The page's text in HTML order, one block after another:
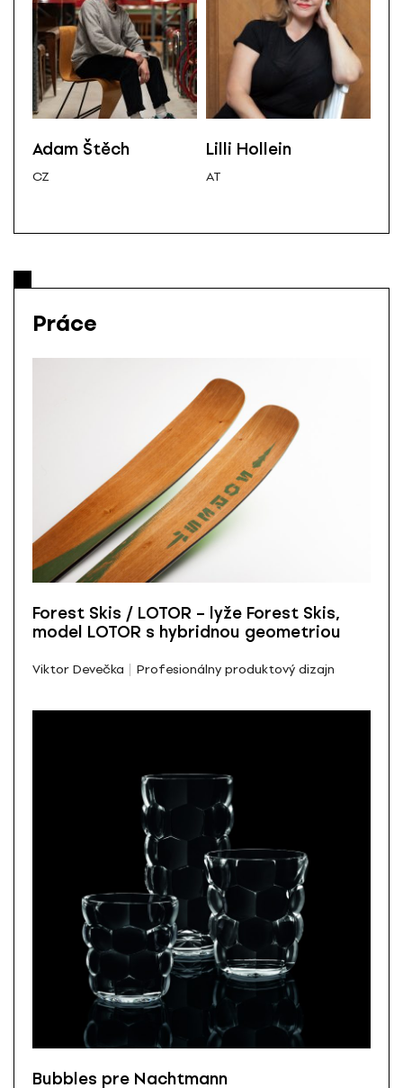
Adam Štěch
CZ
Lilli Hollein
AT
Práce
Forest Skis / LOTOR – lyže Forest Skis,
model LOTOR s hybridnou geometriou
Viktor Devečka Profesionálny produktový dizajn
Bubbles pre Nachtmann